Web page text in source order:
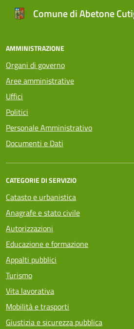
Comune di Abetone
AMMINISTRAZIONE
Organi di governo
Aree amministrative
Uffici
Politici
Personale Amministrativo
Documenti e Dati
CATEGORIE DI SERVIZIO
Catasto e urbanistica
Anagrafe e stato civile
Autorizzazioni
Educazione e formazione
Appalti pubblici
Turismo
Vita lavorativa
Mobilità e trasporti
Giustizia e sicurezza pubblica